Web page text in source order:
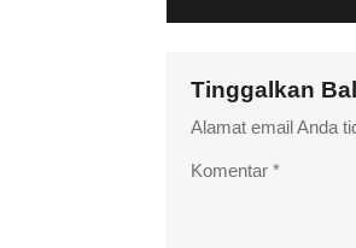
Tinggalkan
Alamat email Anda
Komentar *